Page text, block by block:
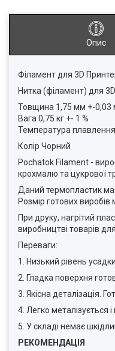
Опис
Філамент для 3D
Нитка (філамент) для
Товщина 1,75 мм +-0,03
Вага 0,75 кг +- 1 %
Температура
Колір Чорний
Pochatok Filament -
крохмалю та цукрової
Даний термопластик
Розмір готових
При друку, нагрітий
виробництві товарів
Переваги:
1. Низький рівень
2. Гладка поверхня
3. Якісна деталізація.
4. Легко металізується
5. У складі немає
РЕКОМЕНДАЦІЯ